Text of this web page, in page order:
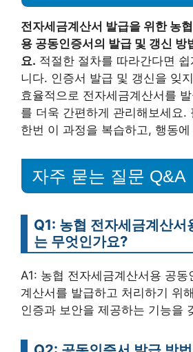
전자세금계산서 발급을 위한 농
용 공동인증서의 발급 및 갱신 방
요. 적절한 절차를 따라간다면
니다. 인증서 발급 및 갱신을 잊
효율적으로 전자세금계산서를
를 더욱 간편하게 관리해보세요.
한번 이 과정을 복습하고, 행동
자주 묻는 질문 Q&A
Q1: 농협 전자세금계산서
는 무엇인가요?
A1: 농협 전자세금계산서용 공동
계산서를 발급하고 처리하기 위
인증과 보안을 제공하는 기능을